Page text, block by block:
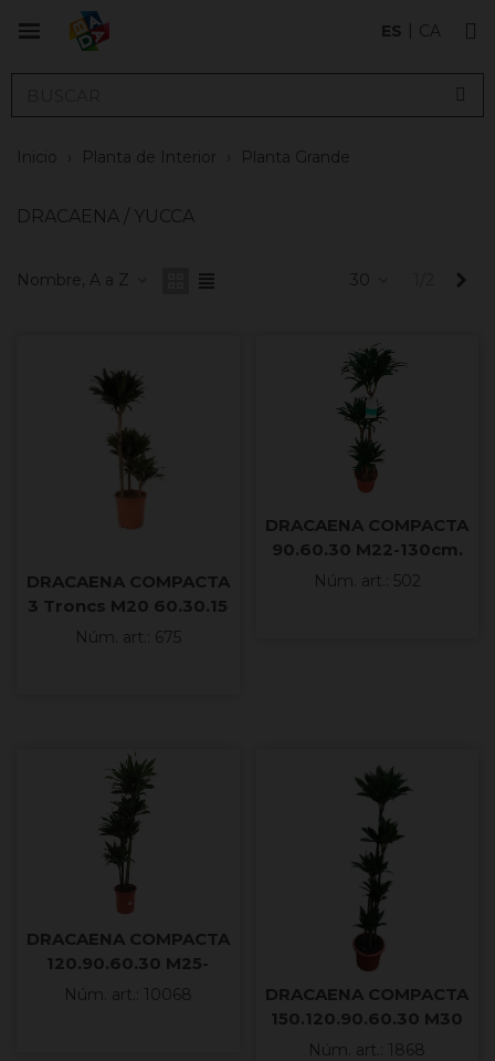
ES CA
Inicio Planta de Interior Planta Grande
DRACAENA / YUCCA
Nombre, A a Z 30
DRACAENA COMPACTA
3 Troncs M20 60.30.15
Núm. art.: 675
DRACAENA COMPACTA
90.60.30 M22-130cm.
Núm. art.: 502
DRACAENA COMPACTA
120.90.60.30 M25-
160cm.
Núm. art.: 10068
DRACAENA COMPACTA
150.120.90.60.30 M30
Núm. art.: 1868